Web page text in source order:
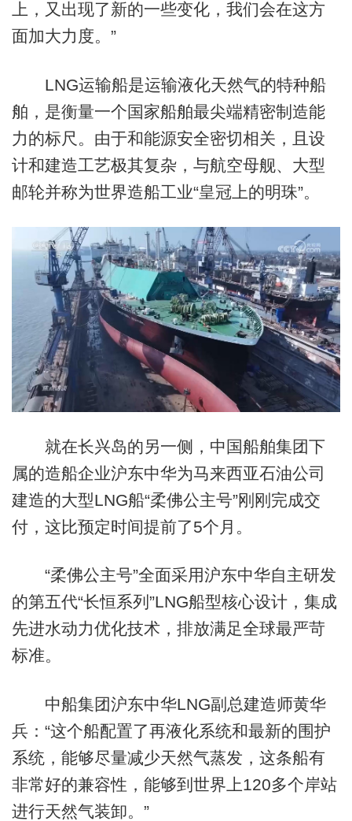
上，又出现了新的一些变化，我们会在这方
面加大力度。”
LNG运输船是运输液化天然气的特种船
舶，是衡量一个国家船舶最尖端精密制造能
力的标尺。由于和能源安全密切相关，且设
计和建造工艺极其复杂，与航空母舰、大型
邮轮并称为世界造船工业“皇冠上的明珠”。
就在长兴岛的另一侧，中国船舶集团下
属的造船企业沪东中华为马来西亚石油公司
建造的大型LNG船“柔佛公主号”刚刚完成交
付，这比预定时间提前了5个月。
“柔佛公主号”全面采用沪东中华自主研发
的第五代“长恒系列”LNG船型核心设计，集成
先进水动力优化技术，排放满足全球最严苛
标准。
中船集团沪东中华LNG副总建造师黄华
兵：“这个船配置了再液化系统和最新的围护
系统，能够尽量减少天然气蒸发，这条船有
非常好的兼容性，能够到世界上120多个岸站
进行天然气装卸。”